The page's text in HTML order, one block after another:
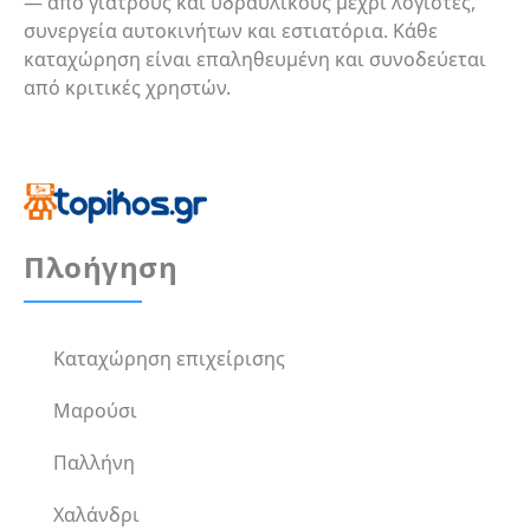
συνεργεία αυτοκινήτων και εστιατόρια. Κάθε
καταχώρηση είναι επαληθευμένη και συνοδεύεται
από κριτικές χρηστών.
Πλοήγηση
Καταχώρηση επιχείρισης
Μαρούσι
Παλλήνη
Χαλάνδρι